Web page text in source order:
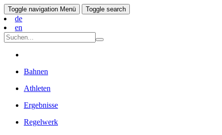
Toggle navigation Menü Toggle search
de
en
Bahnen
Athleten
Ergebnisse
Regelwerk